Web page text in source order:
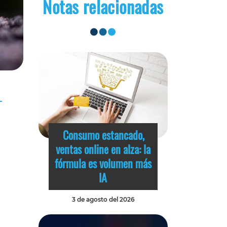
Notas relacionadas
Consumo estancado,
ventas online en alza: la
fórmula es volumen más
IA
3 de agosto del 2026